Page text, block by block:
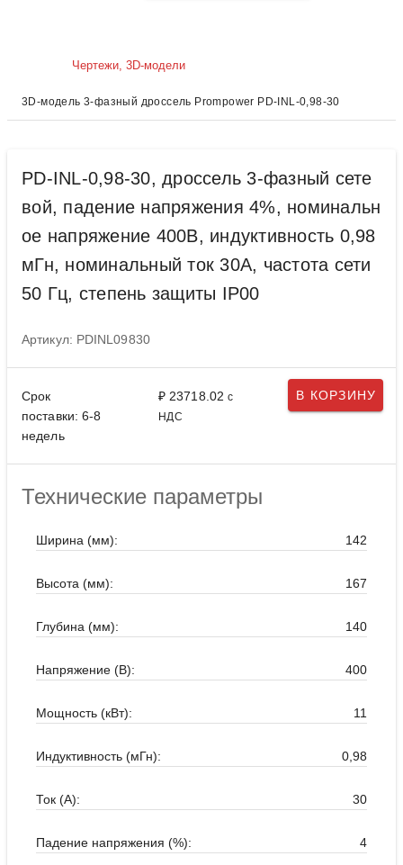
Чертежи, 3D-модели
3D-модель 3-фазный дроссель Prompower PD-INL-0,98-30
PD-INL-0,98-30, дроссель 3-фазный сете
вой, падение напряжения 4%, номинальн
ое напряжение 400В, индуктивность 0,98
мГн, номинальный ток 30А, частота сети
50 Гц, степень защиты IP00
Артикул: PDINL09830
Срок
поставки: 6-8
недель
₽ 23718.02с
НДС
В КОРЗИНУ
Технические параметры
Ширина (мм): 142
Высота (мм): 167
Глубина (мм): 140
Напряжение (В): 400
Мощность (кВт): 11
Индуктивность (мГн): 0,98
Ток (А): 30
Падение напряжения (%): 4